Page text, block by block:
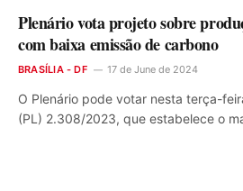
Plenário vota projeto sobre
com baixa emissão de carbono
BRASÍLIA - DF 17 de June de 2024
O Plenário pode votar nesta terça-
(PL) 2.308/2023, que estabelece o